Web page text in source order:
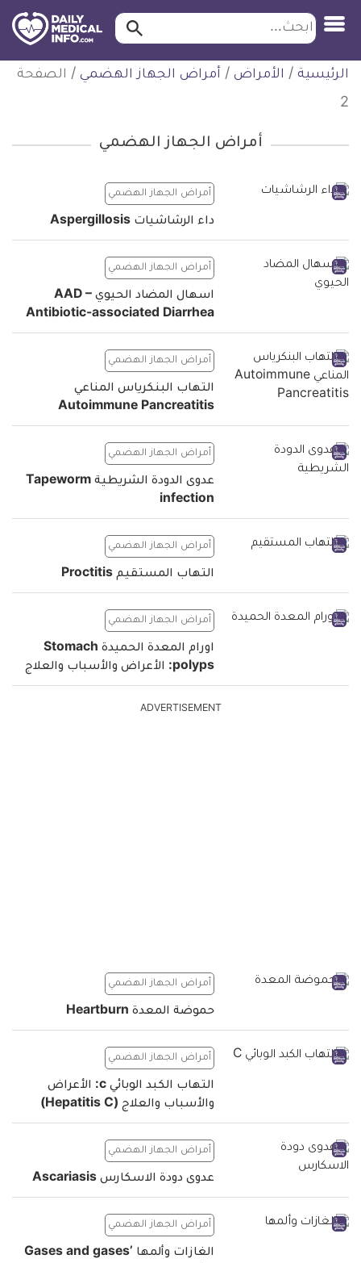
التخطي
للمحتوى
طبية
ابحث ابحث…
الرئيسية / الأمراض / أمراض الجهاز الهضمي / الصفحة
2
أمراض الجهاز الهضمي
أمراض الجهاز الهضمي
داء الرشاشيات Aspergillosis
أمراض الجهاز الهضمي
اسهال المضاد الحيوي AAD –
Antibiotic-associated Diarrhea
أمراض الجهاز الهضمي
التهاب البنكرياس المناعي
Autoimmune Pancreatitis
أمراض الجهاز الهضمي
عدوى الدودة الشريطية Tapeworm
infection
أمراض الجهاز الهضمي
التهاب المستقيم Proctitis
أمراض الجهاز الهضمي
اورام المعدة الحميدة Stomach
polyps: الأعراض والأسباب والعلاج
ADVERTISEMENT
أمراض الجهاز الهضمي
حموضة المعدة Heartburn
أمراض الجهاز الهضمي
التهاب الكبد الوبائي c: الأعراض
والأسباب والعلاج (Hepatitis C)
أمراض الجهاز الهضمي
عدوى دودة الاسكارس Ascariasis
أمراض الجهاز الهضمي
الغازات وألمها Gases and gases’